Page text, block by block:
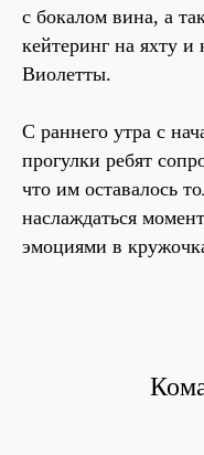
с бокалом вина, а
кейтеринг на яхту
Виолетты.
С раннего утра с
прогулки ребят
что им оставалось
наслаждаться
эмоциями в